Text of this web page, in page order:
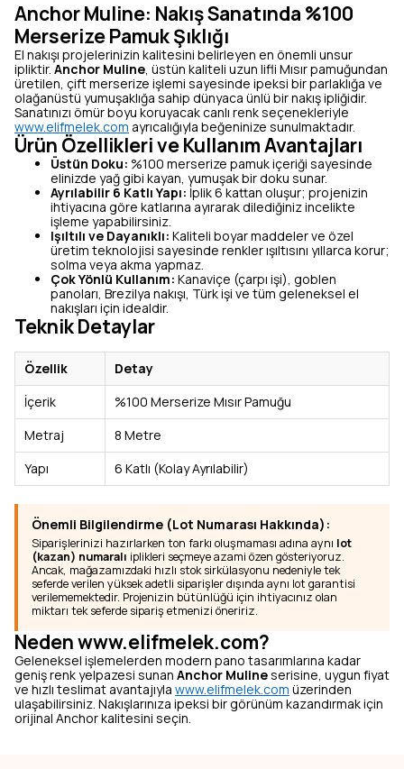
Anchor Muline: Nakış Sanatında %100
Merserize Pamuk Şıklığı
El nakışı projelerinizin kalitesini belirleyen en önemli unsur
ipliktir.Anchor Muline, üstün kaliteli uzun lifli Mısır pamuğundan
üretilen, çift merserize işlemi sayesinde ipeksi bir parlaklığa ve
olağanüstü yumuşaklığa sahip dünyaca ünlü bir nakış ipliğidir.
Sanatınızı ömür boyu koruyacak canlı renk seçenekleriyle
www.elifmelek.com ayrıcalığıyla beğeninize sunulmaktadır.
Ürün Özellikleri ve Kullanım Avantajları
Üstün Doku: %100 merserize pamuk içeriği sayesinde
elinizde yağ gibi kayan, yumuşak bir doku sunar.
Ayrılabilir 6 Katlı Yapı: İplik 6 kattan oluşur; projenizin
ihtiyacına göre katlarına ayırarak dilediğiniz incelikte
işleme yapabilirsiniz.
Işıltılı ve Dayanıklı: Kaliteli boyar maddeler ve özel
üretim teknolojisi sayesinde renkler ışıltısını yıllarca korur;
solma veya akma yapmaz.
Çok Yönlü Kullanım: Kanaviçe (çarpı işi), goblen
panoları, Brezilya nakışı, Türk işi ve tüm geleneksel el
nakışları için idealdir.
Teknik Detaylar
Özellik
Detay
İçerik
%100 Merserize Mısır Pamuğu
Metraj
8 Metre
Yapı
6 Katlı (Kolay Ayrılabilir)
Önemli Bilgilendirme (Lot Numarası Hakkında):
Siparişlerinizi hazırlarken ton farkı oluşmaması adına aynı lot
(kazan) numaralı iplikleri seçmeye azami özen gösteriyoruz.
Ancak, mağazamızdaki hızlı stok sirkülasyonu nedeniyle tek
seferde verilen yüksek adetli siparişler dışında aynı lot garantisi
verilememektedir. Projenizin bütünlüğü için ihtiyacınız olan
miktarı tek seferde sipariş etmenizi öneririz.
Neden www.elifmelek.com?
Geleneksel işlemelerden modern pano tasarımlarına kadar
geniş renk yelpazesi sunan Anchor Mulineserisine, uygun fiyat
ve hızlı teslimat avantajıyla www.elifmelek.com üzerinden
ulaşabilirsiniz. Nakışlarınıza ipeksi bir görünüm kazandırmak için
orijinal Anchor kalitesini seçin.